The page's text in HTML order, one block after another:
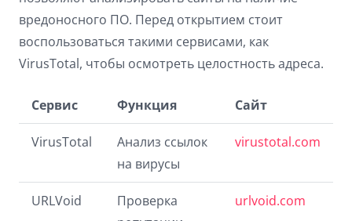
вредоносного ПО. Перед открытием стоит
воспользоваться такими сервисами, как
VirusTotal, чтобы осмотреть целостность адреса.
Сервис Функция Сайт
VirusTotal
Анализ ссылок
на вирусы
virustotal.com
URLVoid
Проверка
urlvoid.com